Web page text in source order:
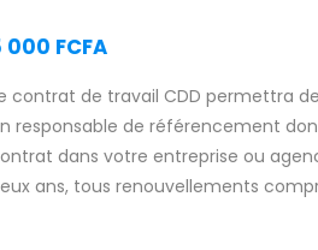
000 FCFA
contrat de travail CDD permettra
responsable de référencement
dans votre entreprise ou
ans, tous renouvellements